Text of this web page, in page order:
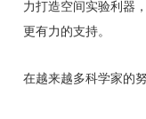
力打造空间实验利器
更有力的支持。
在越来越多科学家的